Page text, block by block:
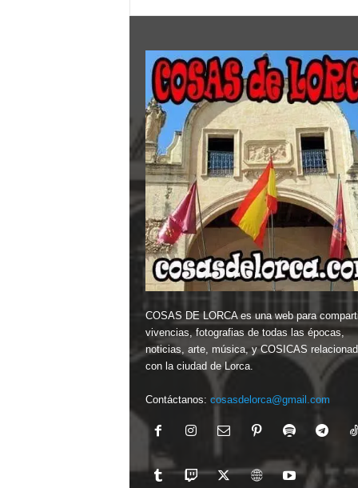
COSAS DE LORCA es una web para
vivencias, fotografias de todas las épocas,
noticias, arte, música, y COSICAS
con la ciudad de Lorca.
Contáctanos: cosasdelorca@gmail.com